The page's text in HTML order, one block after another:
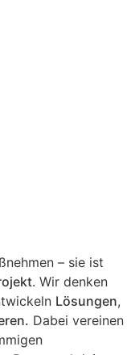
– sie ist
. Wir denken
Lösungen,
Dabei vereinen